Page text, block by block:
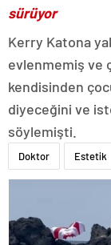
sürüyor
Kerry Katona
evlenmemiş ve
kendisinden
diyeceğini ve
söylemişti.
Doktor Estetik